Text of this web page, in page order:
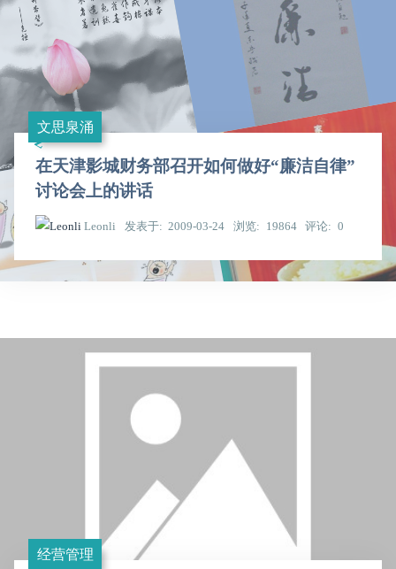
文思泉涌
在天津影城财务部召开如何做好“廉洁自律”
讨论会上的讲话
Leonli 发表于 2009-03-24 浏览 19864 评论 0
经营管理